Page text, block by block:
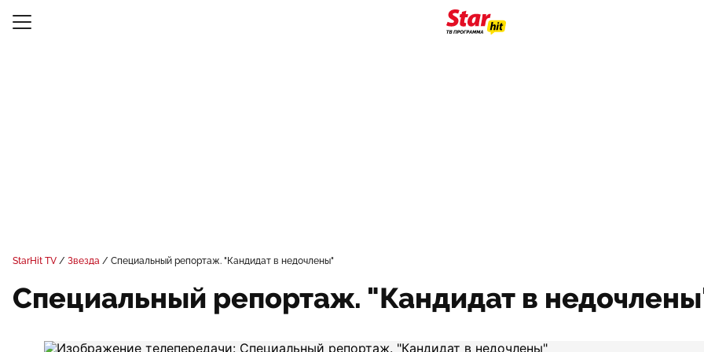
StarHit TV Звезда Специальный репортаж. "Кандидат в недочлены"
Специальный репортаж. "Кандидат в